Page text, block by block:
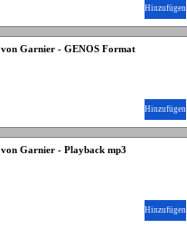
Hinzufügen
Garnier - GENOS Format
Hinzufügen
Garnier - Playback mp3
Hinzufügen